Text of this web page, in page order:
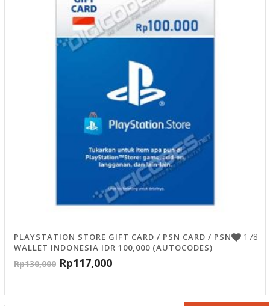
178
PLAYSTATION STORE GIFT CARD / PSN CARD / PSN
WALLET INDONESIA IDR 100,000 (AUTOCODES)
Rp130,000 Rp117,000